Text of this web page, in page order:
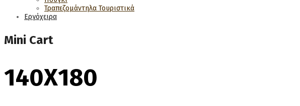
Τραπεζομάντηλα Τουριστικά
Εργόχειρα
Mini Cart
140Χ180